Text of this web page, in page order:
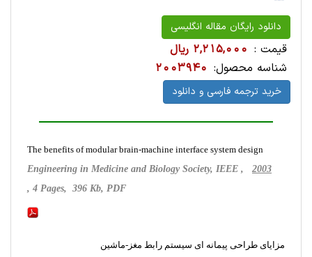
دانلود رایگان مقاله انگلیسی
قیمت : 2,215,000 ریال
شناسه محصول: 2003940
خرید ترجمه فارسی و دانلود
The benefits of modular brain-machine interface system design
Engineering in Medicine and Biology Society, IEEE , 2003
, 4 Pages, 396 Kb, PDF
مزایای طراحی پیمانه ای سیستم رابط مغز-ماشین